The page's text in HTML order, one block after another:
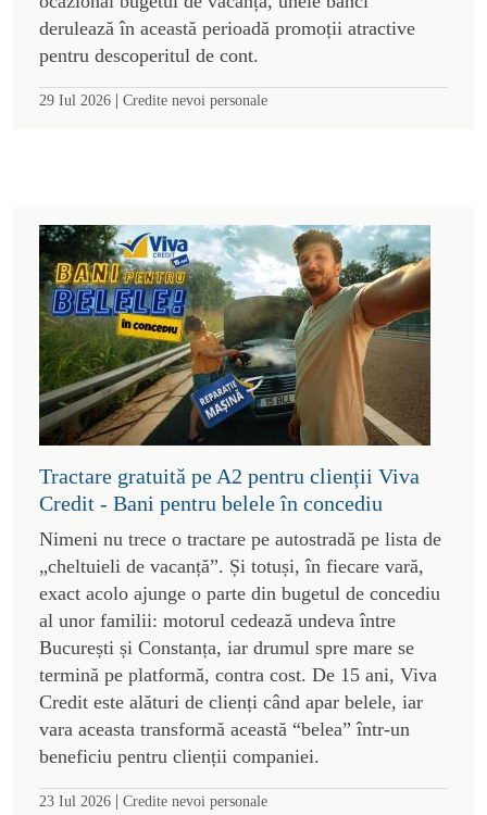
derulează în această perioadă promoții atractive
pentru descoperitul de cont.
29 Iul 2026 | Credite nevoi personale
Tractare gratuită pe A2 pentru clienții Viva
Credit - Bani pentru belele în concediu
Nimeni nu trece o tractare pe autostradă pe lista de
„cheltuieli de vacanță”. Și totuși, în fiecare vară,
exact acolo ajunge o parte din bugetul de concediu
al unor familii: motorul cedează undeva între
București și Constanța, iar drumul spre mare se
termină pe platformă, contra cost. De 15 ani, Viva
Credit este alături de clienți când apar belele, iar
vara aceasta transformă această “belea” într-un
beneficiu pentru clienții companiei.
23 Iul 2026 | Credite nevoi personale